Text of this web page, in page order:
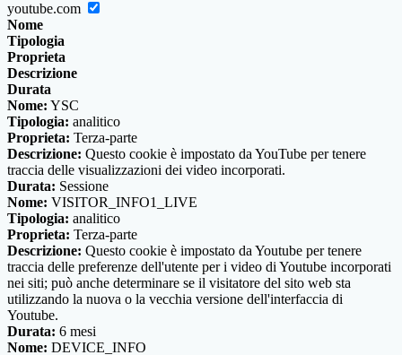
youtube.com
Nome
Tipologia
Proprieta
Descrizione
Durata
Nome: YSC
Tipologia: analitico
Proprieta: Terza-parte
Descrizione: Questo cookie è impostato da YouTube per tenere
traccia delle visualizzazioni dei video incorporati.
Durata: Sessione
Nome: VISITOR_INFO1_LIVE
Tipologia: analitico
Proprieta: Terza-parte
Descrizione: Questo cookie è impostato da Youtube per tenere
traccia delle preferenze dell'utente per i video di Youtube incorporati
nei siti; può anche determinare se il visitatore del sito web sta
utilizzando la nuova o la vecchia versione dell'interfaccia di
Youtube.
Durata: 6 mesi
Nome: DEVICE_INFO